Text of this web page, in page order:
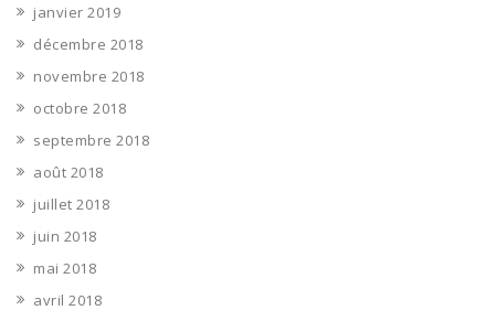
janvier 2019
décembre 2018
novembre 2018
octobre 2018
septembre 2018
août 2018
juillet 2018
juin 2018
mai 2018
avril 2018